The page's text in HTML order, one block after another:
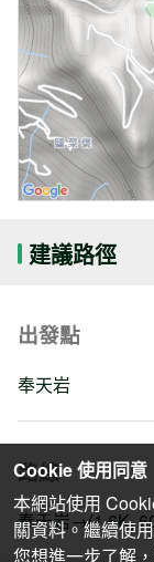
建議路徑
出發點
奉天岩
路線
奉天岩→(1.6K,
Cookie 使用同意
本網站使用
關資料。繼續使
您想進一步了解